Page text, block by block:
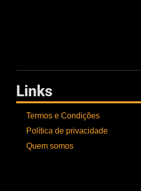
Links
Termos e Condições
Política de privacidade
Quem somos